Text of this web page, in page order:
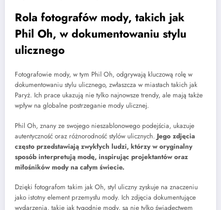
Rola fotografów mody, takich jak
Phil Oh, w dokumentowaniu stylu
ulicznego
Fotografowie mody, w tym Phil Oh, odgrywają kluczową rolę w
dokumentowaniu stylu ulicznego, zwłaszcza w miastach takich jak
Paryż. Ich prace ukazują nie tylko najnowsze trendy, ale mają także
wpływ na globalne postrzeganie mody ulicznej.
Phil Oh, znany ze swojego nieszablonowego podejścia, ukazuje
autentyczność oraz różnorodność stylów ulicznych. Jego zdjęcia
często przedstawiają zwykłych ludzi, którzy w oryginalny
sposób interpretują modę, inspirując projektantów oraz
miłośników mody na całym świecie.
Dzięki fotografom takim jak Oh, styl uliczny zyskuje na znaczeniu
jako istotny element przemysłu mody. Ich zdjęcia dokumentujące
wydarzenia, takie jak tygodnie mody, są nie tylko świadectwem